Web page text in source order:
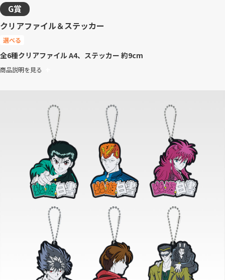
G賞
クリアファイル＆ステッカー
選べる
全6種クリアファイル A4、ステッカー 約9cm
商品説明を見る